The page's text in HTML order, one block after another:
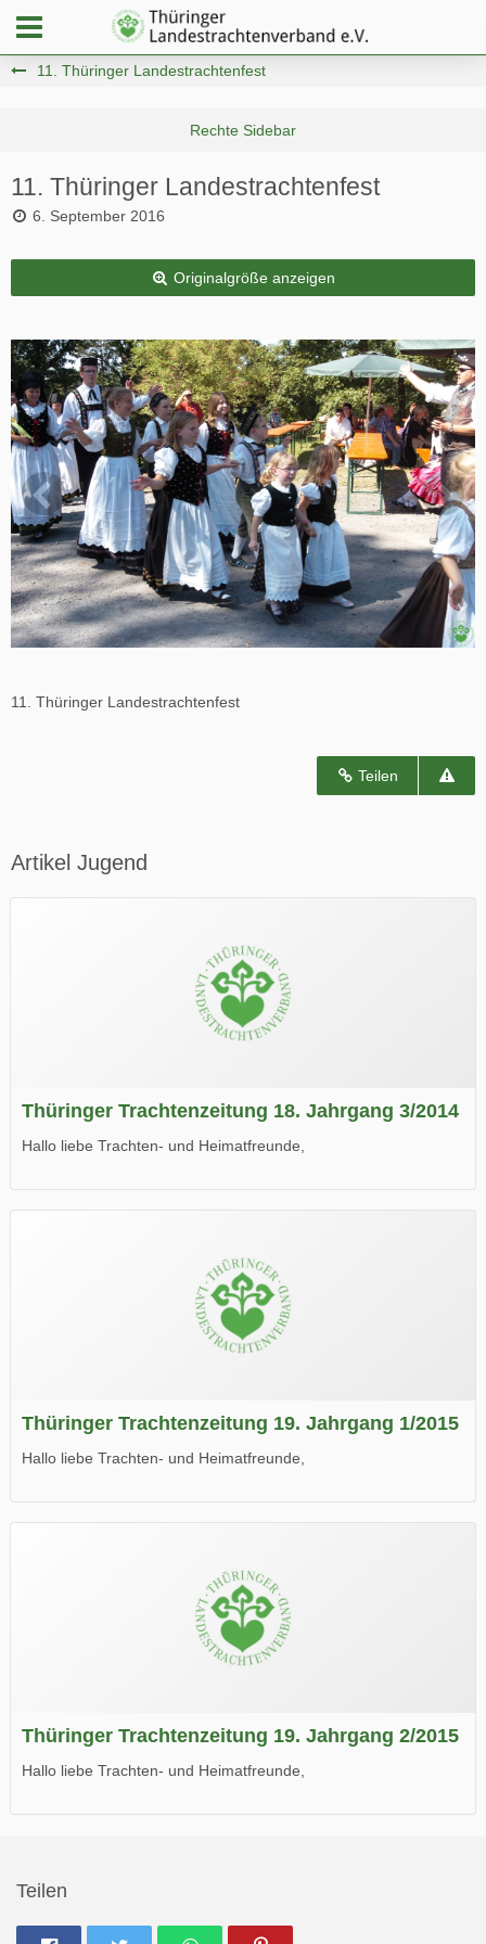
11. Thüringer Landestrachtenfest
11. Thüringer Landestrachtenfest
6. September 2016
Originalgröße anzeigen
11. Thüringer Landestrachtenfest
Teilen
Artikel Jugend
Thüringer Trachtenzeitung 18. Jahrgang 3/2014
Hallo liebe Trachten- und Heimatfreunde,
Wir wünschen Euch viel Spaß beim Lesen.
Thüringer Trachtenzeitung 19. Jahrgang 1/2015
Hallo liebe Trachten- und Heimatfreunde,
Wir wünschen Euch viel Spaß beim Lesen.
Thüringer Trachtenzeitung 19. Jahrgang 2/2015
Hallo liebe Trachten- und Heimatfreunde,
Teilen